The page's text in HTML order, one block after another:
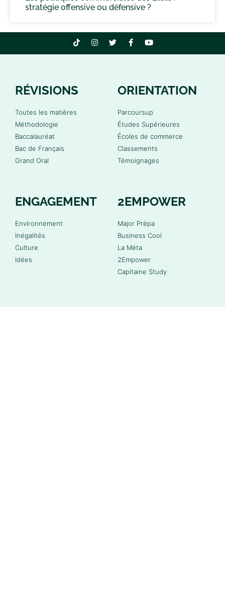
stratégie offensive ou défensive ?
RÉVISIONS
Toutes les matières
Méthodologie
Baccalauréat
Bac de Français
Grand Oral
ORIENTATION
Parcoursup
Études Supérieures
Écoles de commerce
Classements
Témoignages
ENGAGEMENT
Environnement
Inégalités
Culture
Idées
2EMPOWER
Major Prépa
Business Cool
La Méta
2Empower
Capitaine Study